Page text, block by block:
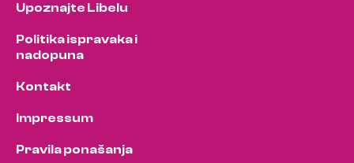
Upoznajte Libelu
Politika ispravaka i
nadopuna
Kontakt
Impressum
Pravila ponašanja